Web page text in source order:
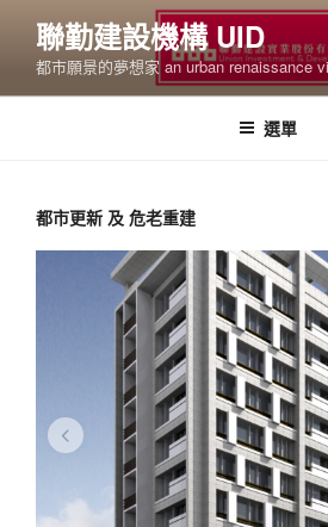
要
聯勤建設機構 UID
都市願景的夢想家 an urban renaissance
選單
都市更新 及 危老重建
聯勤四季